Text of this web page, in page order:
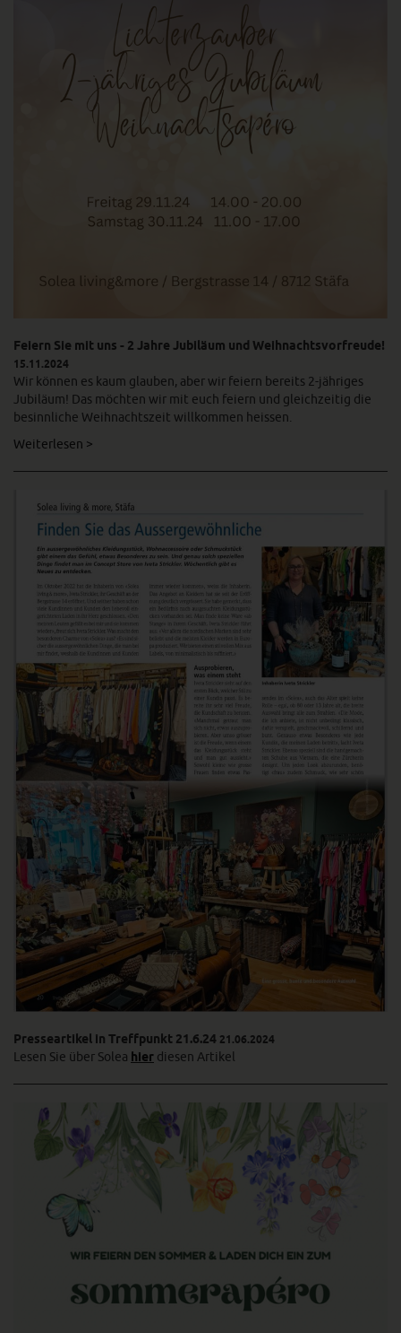
Feiern Sie mit uns - 2 Jahre Jubiläum und Weihnachtsvorfreude!
15.11.2024
Wir können es kaum glauben, aber wir feiern bereits 2-jähriges
Jubiläum! Das möchten wir mit euch feiern und gleichzeitig die
besinnliche Weihnachtszeit willkommen heissen.
Weiterlesen >
Presseartikel in Treffpunkt 21.6.24 21.06.2024
Lesen Sie über Solea hier diesen Artikel